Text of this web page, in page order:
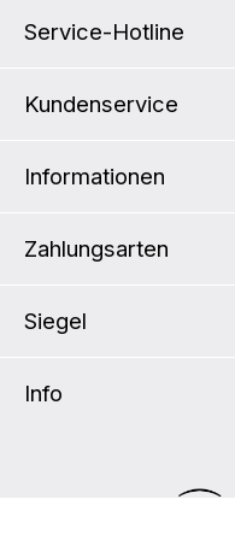
von ORTLIEB
Kombination mit E-
Montageanleitung).
System) Taschen
Straßenverkehr
Service-Hotline
Kundenservice
Informationen
Zahlungsarten
Siegel
Info